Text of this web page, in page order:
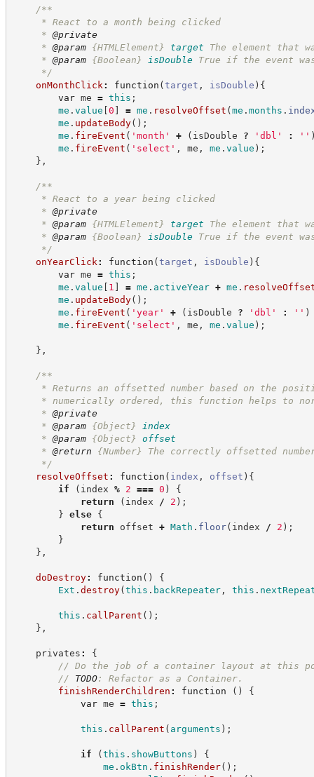
/**
* React to a month being clicked
* @private
* @param {HTMLElement} target
The element that
* @param {Boolean} isDouble
True if the event
*/
onMonthClick : function (target , isDouble ) {
var me = this ;
me . value [0 ] = me . resolveOffset (me . months .
me . updateBody( ) ;
me . fireEvent ( ' month ' + ( isDouble ? ' dbl ' : ' '
me . fireEvent ( ' select ' , me , me . value ) ;
} ,
/**
* React to a year being clicked
* @private
* @param {HTMLElement} target
The element that
* @param {Boolean} isDouble
True if the event
*/
onYearClick : function (target , isDouble ) {
var me = this ;
me . value [ 1 ] = me . activeYear + me .
me . updateBody( ) ;
me . fireEvent ( ' year' + ( isDouble ? ' dbl ' : ' ' )
me . fireEvent ( ' select ' , me , me . value ) ;
} ,
/**
* Returns an offsetted number based on the
* numerically ordered, this function helps to
* @private
* @param {Object}
index
* @param {Object}
offset
* @return {Number}
The correctly offsetted
*/
resolveOffset : function ( index , offset ) {
if
( index % 2 === 0 )
{
return
( index / 2 ) ;
} else
{
return offset + Math . floor( index / 2 ) ;
}
} ,
doDestroy: function ( )
{
Ext . destroy(this . backRepeater, this .
this . callParent ( ) ;
} ,
privates :
{
// Do the job of a container layout at this
//
TODO: Refactor as a Container.
finishRenderChildren : function ( )
{
var me = this ;
this . callParent ( arguments ) ;
if (this . showButtons )
{
me . okBtn . finishRender( ) ;